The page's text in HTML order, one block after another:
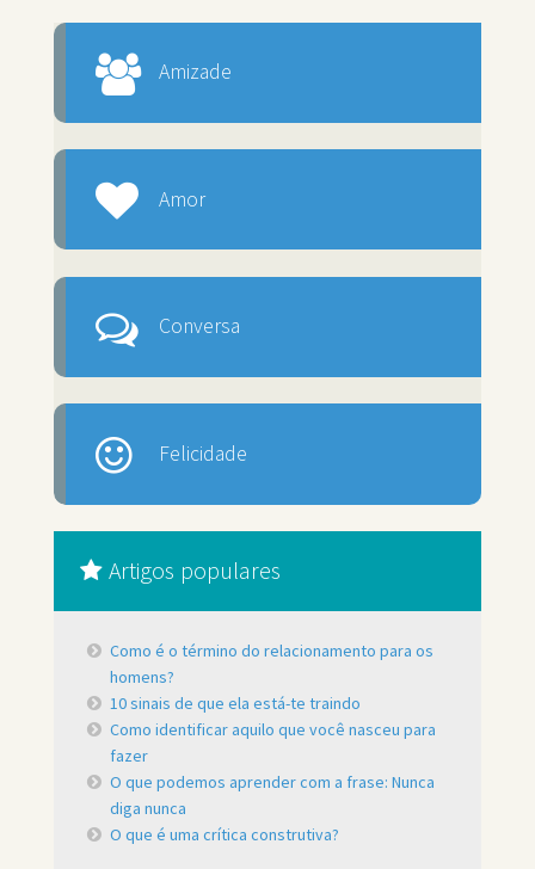
Amizade
Amor
Conversa
Felicidade
Artigos populares
Como é o término do relacionamento para os
homens?
10 sinais de que ela está-te traindo
Como identificar aquilo que você nasceu para
fazer
O que podemos aprender com a frase: Nunca
diga nunca
O que é uma crítica construtiva?